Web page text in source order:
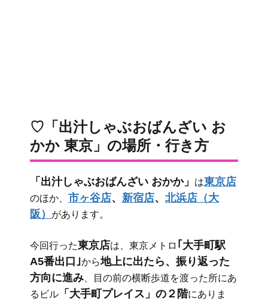
♡「出汁しゃぶおばんざい お
かか 東京」の場所・行き方
「出汁しゃぶおばんざい おかか」 は東京店
のほか、 市ヶ谷店、 新宿店、 北浜店（大
阪）
があります。
今回行った東京店は、東京メトロ ｢大手町駅
A5番出口｣から地上に出たら、振り返った
方向に進み 、目の前の横断歩道を渡った所にあ
るビル 「大手町プレイス」の２階にありま